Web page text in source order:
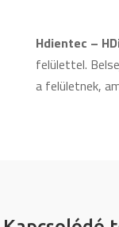
Hdientec –
felülettel.
a felületnek,